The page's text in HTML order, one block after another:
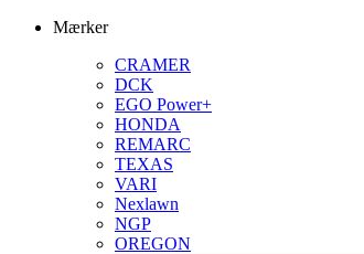
Mærker
CRAMER
DCK
EGO Power+
HONDA
REMARC
TEXAS
VARI
Nexlawn
NGP
OREGON